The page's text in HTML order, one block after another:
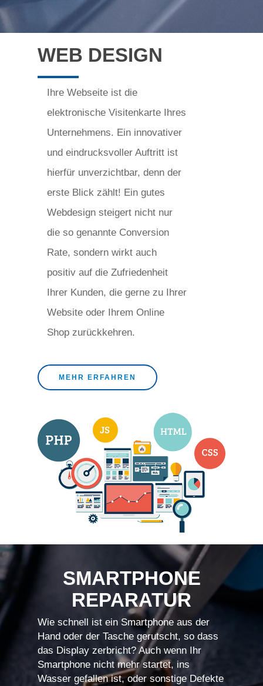
WEB DESIGN
Ihre Webseite ist die
elektronische Visitenkarte Ihres
Unternehmens. Ein innovativer
und eindrucksvoller Auftritt ist
hierfür unverzichtbar, denn der
erste Blick zählt! Ein gutes
Webdesign steigert nicht nur
die so genannte Conversion
Rate, sondern wirkt auch
positiv auf die Zufriedenheit
Ihrer Kunden, die gerne zu Ihrer
Website oder Ihrem Online
Shop zurückkehren.
MEHR ERFAHREN
SMARTPHONE
REPARATUR
Wie schnell ist ein Smartphone aus der
Hand oder der Tasche gerutscht, so dass
das Display zerbricht? Auch wenn Ihr
Smartphone nicht mehr startet, ins
Wasser gefallen ist, oder sonstige Defekte